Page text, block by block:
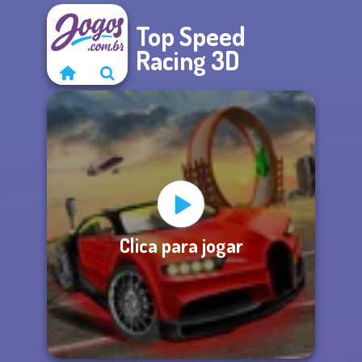
Top Speed
Racing 3D
Clica para jogar